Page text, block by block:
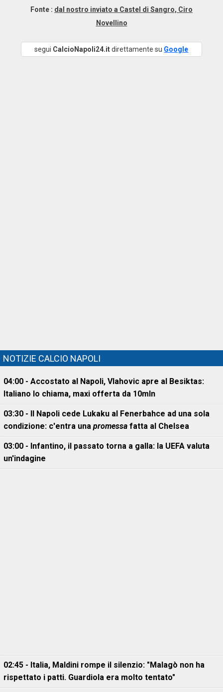
Fonte : dal nostro inviato a Castel di Sangro, Ciro
Novellino
segui CalcioNapoli24.itdirettamente su Google
NOTIZIE CALCIO NAPOLI
04:00 - Accostato al Napoli, Vlahovic apre al Besiktas:
Italiano lo chiama, maxi offerta da 10mln
03:30 - Il Napoli cede Lukaku al Fenerbahce ad una sola
condizione: c'entra una promessa fatta al Chelsea
03:00 - Infantino, il passato torna a galla: la UEFA valuta
un'indagine
02:45 - Italia, Maldini rompe il silenzio: "Malagò non ha
rispettato i patti. Guardiola era molto tentato"